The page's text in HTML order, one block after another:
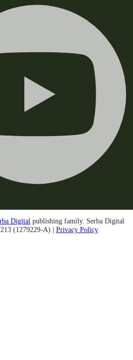
Digital publishing family. Serba Digital
(1279229-A) | Privacy Policy